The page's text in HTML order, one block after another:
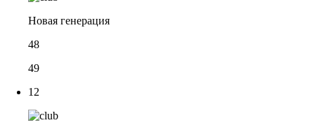
Новая генерация
48
49
12